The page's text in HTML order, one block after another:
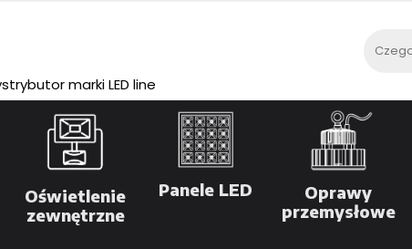
marki LED line
Oświetlenie
zewnętrzne
Panele LED
Oprawy
przemysłowe